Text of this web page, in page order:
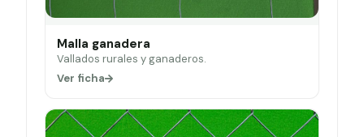
Malla ganadera
Vallados rurales y ganaderos.
Ver ficha